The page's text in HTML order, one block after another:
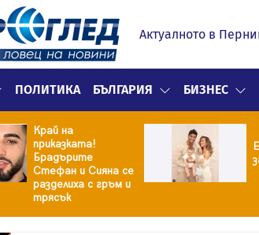
Актуалното в
ПОЛИТИКА БЪЛГАРИЯ БИЗНЕС
Край на
приказката!
Брадърите
Стефан и Сияна се
разделиха с гръм и
трясък